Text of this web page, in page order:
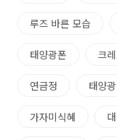
루즈 바른 모습
태양광폰 크
연금정 태양
가자미식혜